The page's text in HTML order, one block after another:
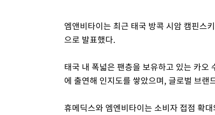
엠앤비타이는 최근 태국 방콕 시암 캠핀스
으로 발표했다.
태국 내 폭넓은 팬층을 보유하고 있는 카
에 출연해 인지도를 쌓았으며, 글로벌 브랜
휴메딕스와 엠엔비타이는 소비자 접점 확